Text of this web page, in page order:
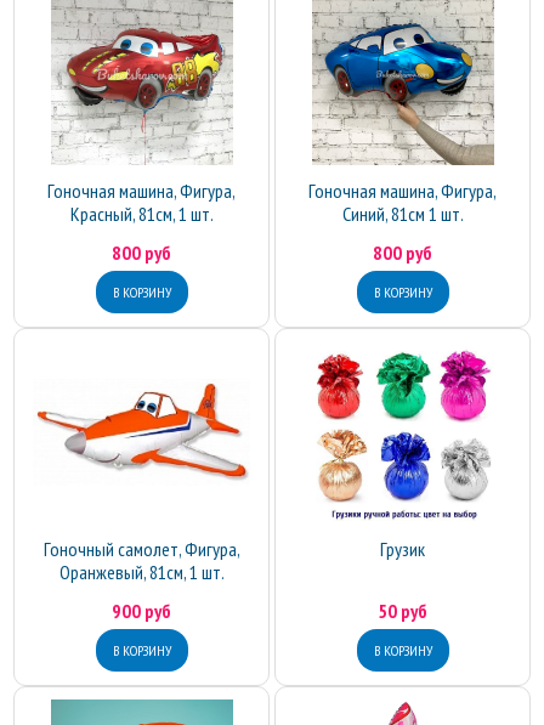
Гоночная машина, Фигура,
Красный, 81см, 1 шт.
800 руб
Гоночная машина, Фигура,
Синий, 81см 1 шт.
800 руб
Гоночный самолет, Фигура,
Оранжевый, 81см, 1 шт.
900 руб
Грузик
50 руб